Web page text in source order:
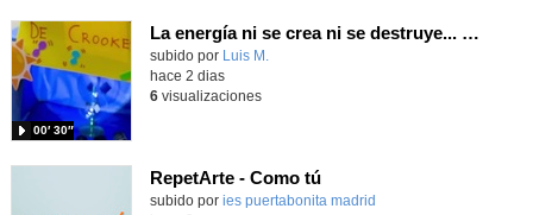
La energía ni se crea ni se destruye... ¡se experimenta! El Tierno en la Feria Madrid es Ciencia 2026
Contenido educativo.
subido por Luis M.
00′ 30″
hace 2 dias
6visualizaciones
RepetArte - Como tú
subido por ies puertabonita madrid